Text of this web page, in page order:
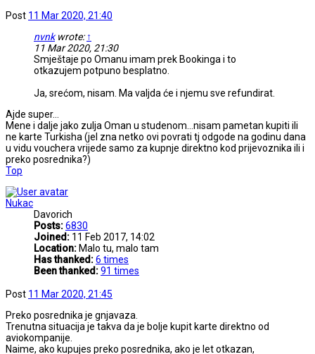
Post 11 Mar 2020, 21:40
nvnkwrote: ↑
11 Mar 2020, 21:30
Smještaje po Omanu imam prek Bookinga i to
otkazujem potpuno besplatno.
Ja, srećom, nisam. Ma valjda će i njemu sve refundirat.
Ajde super...
Mene i dalje jako zulja Oman u studenom...nisam pametan kupiti ili
ne karte Turkisha (jel zna netko ovi povrati tj odgode na godinu dana
u vidu vouchera vrijede samo za kupnje direktno kod prijevoznika ili i
preko posrednika?)
Top
Nukac
Davorich
Posts:6830
Joined: 11 Feb 2017, 14:02
Location: Malo tu, malo tam
Has thanked:6 times
Been thanked:91 times
Post 11 Mar 2020, 21:45
Preko posrednika je gnjavaza.
Trenutna situacija je takva da je bolje kupit karte direktno od
aviokompanije.
Naime, ako kupujes preko posrednika, ako je let otkazan,